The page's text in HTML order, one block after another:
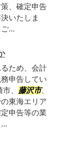
、確定申告
いたしま
...
ため、会計
申告してい
、 藤沢市、
東海エリア
申告等の業